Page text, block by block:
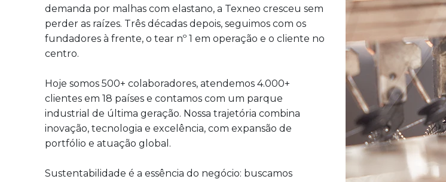
demanda por malhas com elastano, a Texneo cresceu sem
perder as raízes. Três décadas depois, seguimos com os
fundadores à frente, o tear nº 1 em operação e o cliente no
centro.
Hoje somos 500+ colaboradores, atendemos 4.000+
clientes em 18 países e contamos com um parque
industrial de última geração. Nossa trajetória combina
inovação, tecnologia e excelência, com expansão de
portfólio e atuação global.
Sustentabilidade é a essência do negócio: buscamos